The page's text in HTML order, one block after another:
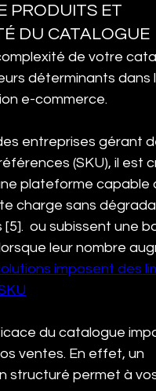
PRODUITS ET
DU CATALOGUE
de votre
déterminants dans
e-commerce.
entreprises gérant
(SKU), il est
plateforme capable
charge sans
ou subissent une
leur nombre
imposent des
du catalogue
ventes. En effet, un
structuré permet à